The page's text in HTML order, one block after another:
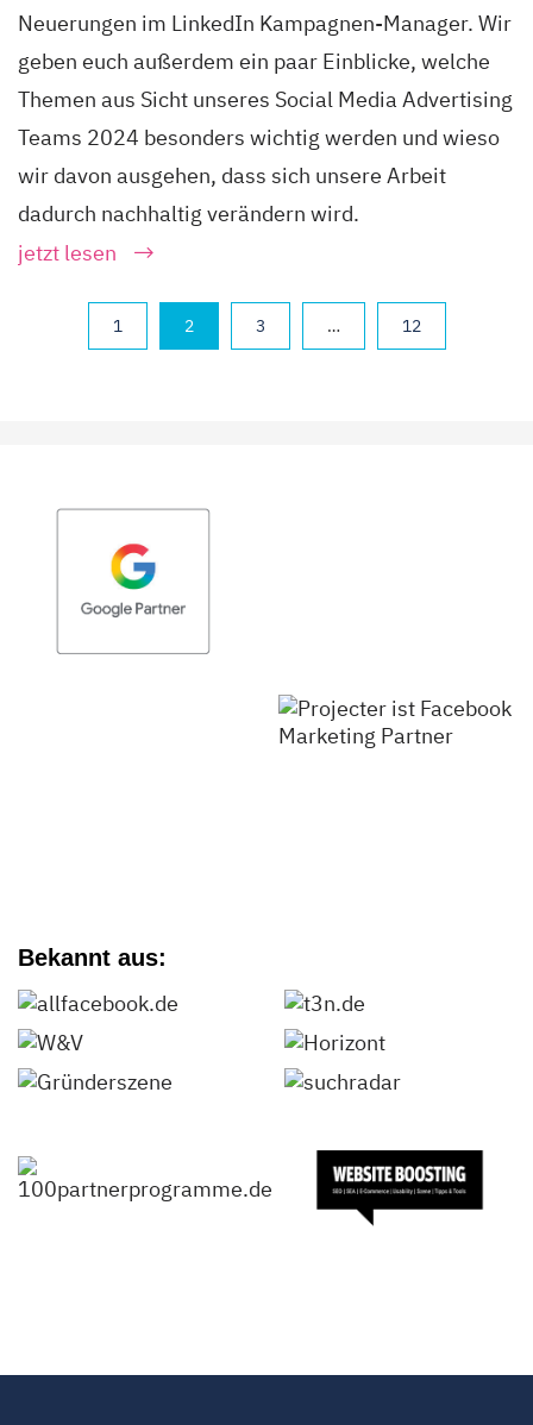
Neuerungen im LinkedIn Kampagnen-Manager. Wir
geben euch außerdem ein paar Einblicke, welche
Themen aus Sicht unseres Social Media Advertising
Teams 2024 besonders wichtig werden und wieso
wir davon ausgehen, dass sich unsere Arbeit
dadurch nachhaltig verändern wird.
jetzt lesen
1 2 3 … 12
Bekannt aus: